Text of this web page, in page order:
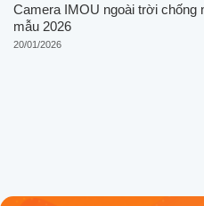
Camera IMOU ngoài trời chống
mẫu 2026
20/01/2026